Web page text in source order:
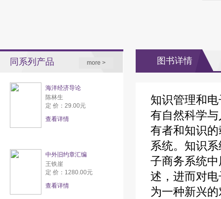
同系列产品 more >
海洋经济导论
陈林生
定 价：29.00元
查看详情
中外旧约章汇编
王铁崖
定 价：1280.00元
查看详情
图书详情
知识管理和
有自然科学
有者和知识
系统。知识
子商务系统
述，进而对
为一种新兴